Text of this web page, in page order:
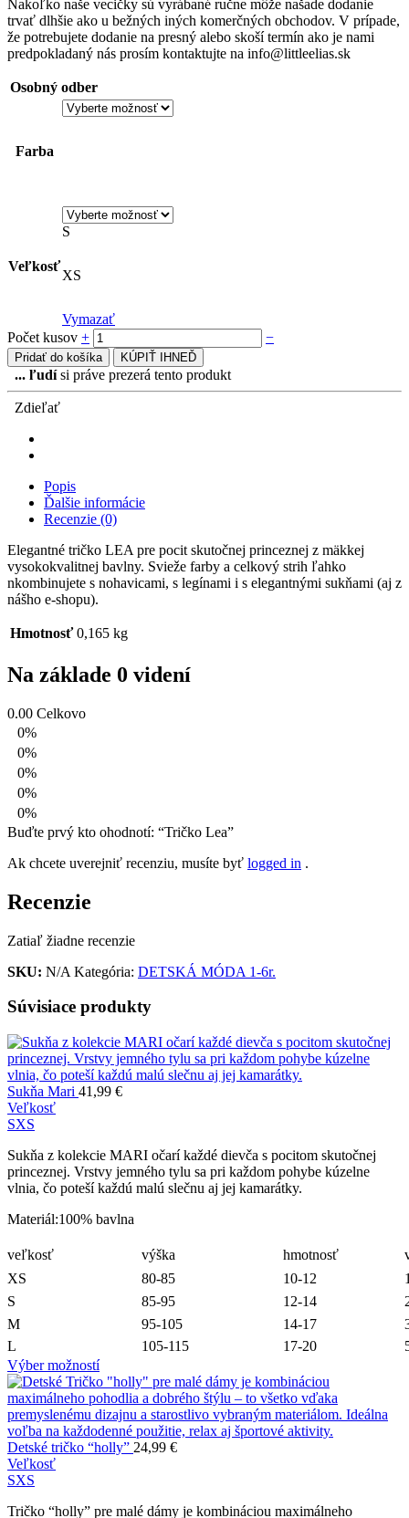
Nakoľko naše vecičky sú vyrábané ručne môže našade dodanie
trvať dlhšie ako u bežných iných komerčných obchodov. V prípade,
že potrebujete dodanie na presný alebo skoší termín ako je nami
predpokladaný nás prosím kontaktujte na info@littleelias.sk
Osobný odber
Farba
Veľkosť
S
XS
Vymazať
Počet kusov + −
Pridať do košíka KÚPIŤ IHNEĎ
... ľudísi práve prezerá tento produkt
Zdieľať
Popis
Ďalšie informácie
Recenzie (0)
Elegantné tričko LEA pre pocit skutočnej princeznej z mäkkej
vysokokvalitnej bavlny. Svieže farby a celkový strih ľahko
nkombinujete s nohavicami, s legínami i s elegantnými sukňami (aj z
nášho e-shopu).
Hmotnosť 0,165 kg
Na základe 0 videní
0.00 Celkovo
0%
0%
0%
0%
0%
Buďte prvý kto ohodnotí: “Tričko Lea”
Ak chcete uverejniť recenziu, musíte byť logged in .
Recenzie
Zatiaľ žiadne recenzie
SKU: N/A Kategória: DETSKÁ MÓDA 1-6r.
Súvisiace produkty
Sukňa Mari 41,99 €
Veľkosť
SXS
Sukňa z kolekcie MARI očarí každé dievča s pocitom skutočnej
princeznej. Vrstvy jemného tylu sa pri každom pohybe kúzelne
vlnia, čo poteší každú malú slečnu aj jej kamarátky.
Materiál:100% bavlna
veľkosť výška hmotnosť
XS
80-85 10-12
S
85-95 12-14
M
95-105 14-17
L
105-115 17-20
Výber možností
Detské tričko “holly” 24,99 €
Veľkosť
SXS
Tričko “holly” pre malé dámy je kombináciou maximálneho